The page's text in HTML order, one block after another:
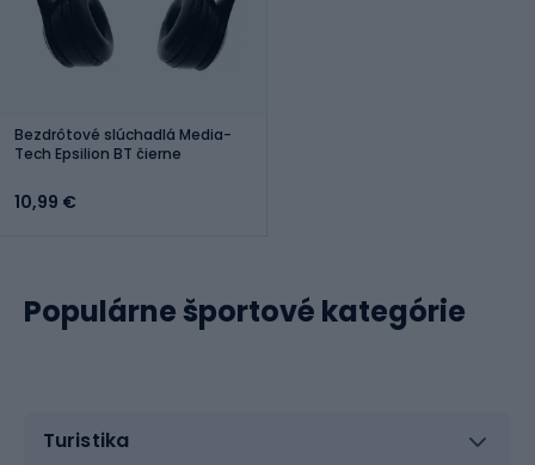
Bezdrôtové slúchadlá Media-
Tech Epsilion BT čierne
10,99 €
Populárne športové kategórie
Turistika